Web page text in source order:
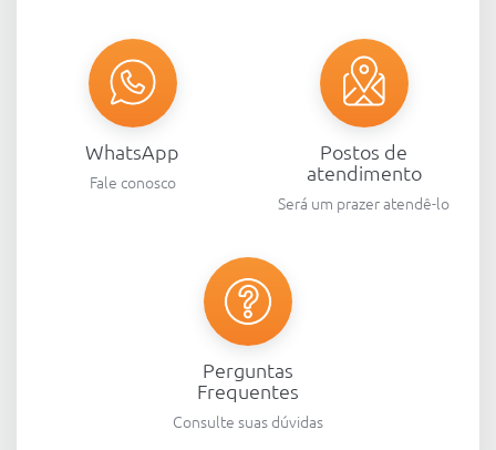
WhatsApp
Fale conosco
Postos de
atendimento
Será um prazer atendê-lo
Perguntas
Frequentes
Consulte suas dúvidas